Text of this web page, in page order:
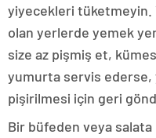
yiyecekleri tüketmeyin.
olan yerlerde yemek
size az pişmiş et,
yumurta servis ederse,
pişirilmesi için geri
Bir büfeden veya salata